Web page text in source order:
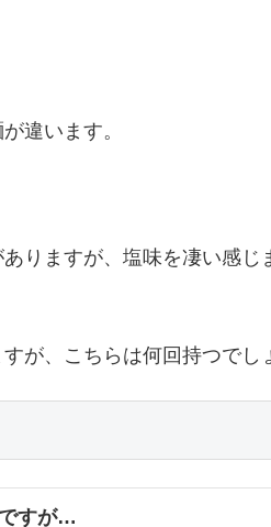
違います。
りますが、塩味を凄い感じ
が、こちらは何回持つでし
すが…